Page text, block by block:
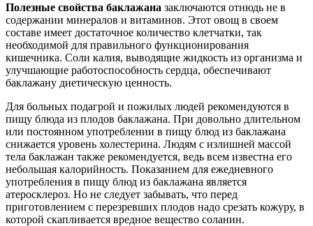
Полезные свойства баклажана заключаются отнюдь не в
содержании минералов и витаминов. Этот овощ в своем
составе имеет достаточное количество клетчатки, так
необходимой для правильного функционирования
кишечника. Соли калия, выводящие жидкость из организма и
улучшающие работоспособность сердца, обеспечивают
баклажану диетическую ценность.
Для больных подагрой и пожилых людей рекомендуются в
пищу блюда из плодов баклажана. При довольно длительном
или постоянном употреблении в пищу блюд из баклажана
снижается уровень холестерина. Людям с излишней массой
тела баклажан также рекомендуется, ведь всем известна его
небольшая калорийность. Показанием для ежедневного
употребления в пищу блюд из баклажана является
атеросклероз. Но не следует забывать, что перед
приготовлением с перезревших плодов надо срезать кожуру, в
которой скапливается вредное вещество соланин.